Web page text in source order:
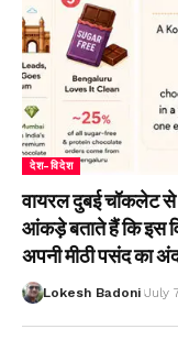
देश-विदेश
वायरल दुबई चॉकलेट से
आंकड़े बताते हैं कि इस
अपनी मीठी पसंद का
Lokesh Badoni July